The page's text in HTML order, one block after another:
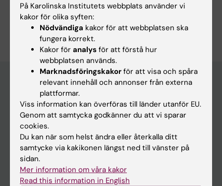
Huvudmeny
Utbildning
Forskarutbildning
Forskning
Om KI
På Karolinska Institutets webbplats använder vi
kakor för olika syften:
Nödvändiga kakor för att webbplatsen ska
fungera korrekt.
Kakor för analys för att förstå hur
webbplatsen används.
Marknadsföringskakor för att visa och spåra
relevant innehåll och annonser från externa
plattformar.
Viss information kan överföras till länder utanför EU.
Genom att samtycka godkänner du att vi sparar
cookies.
Du kan när som helst ändra eller återkalla ditt
samtycke via kakikonen längst ned till vänster på
sidan.
Mer information om våra kakor
Read this information in English